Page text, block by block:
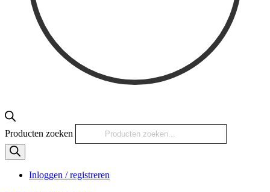
Producten zoeken
Inloggen / registreren